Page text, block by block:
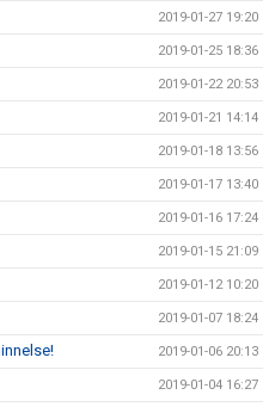
2019-01-27 19:20
2019-01-25 18:36
2019-01-22 20:53
2019-01-21 14:14
2019-01-18 13:56
2019-01-17 13:40
2019-01-16 17:24
2019-01-15 21:09
2019-01-12 10:20
2019-01-07 18:24
2019-01-06 20:13
2019-01-04 16:27